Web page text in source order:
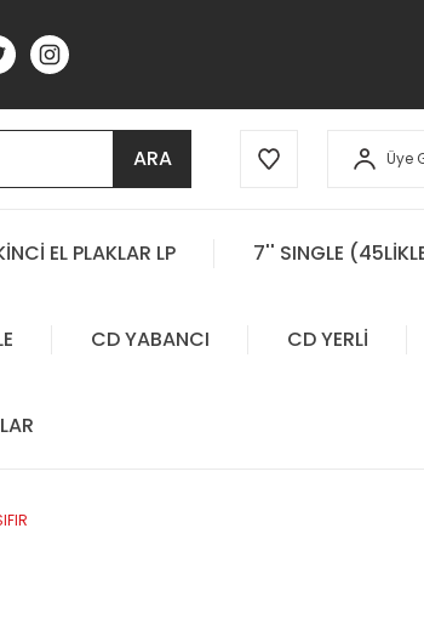
ARA Üye
EL PLAKLAR LP 7'' SINGLE
CD YABANCI CD YERLİ